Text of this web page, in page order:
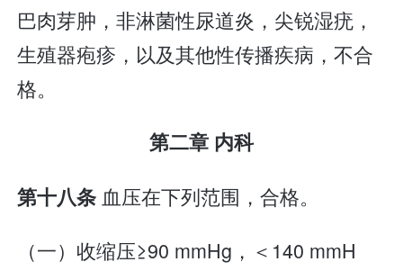
巴肉芽肿，非淋菌性尿道炎，尖锐湿疣，
生殖器疱疹，以及其他性传播疾病，不合
格。
第二章 内科
第十八条 血压在下列范围，合格。
（一）收缩压≥90 mmHg，＜140 mmH